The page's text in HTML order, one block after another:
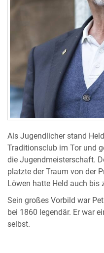
Als Jugendlicher stand
Traditionsclub im Tor und
die Jugendmeisterschaft.
platzte der Traum von der
Löwen hatte Held auch bis
Sein großes Vorbild war
bei 1860 legendär. Er war
selbst.